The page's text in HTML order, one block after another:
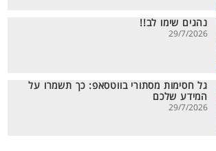
נהגים שימו לב!!
29/7/2026
גל חסימות מסתורי בווטסאפ: כך תשמרו על
המידע שלכם
29/7/2026